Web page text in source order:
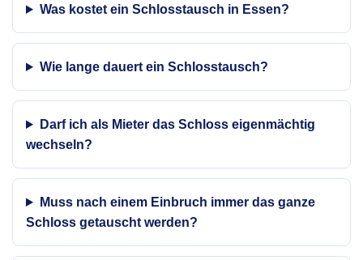
Was kostet ein Schlosstausch in Essen?
Wie lange dauert ein Schlosstausch?
Darf ich als Mieter das Schloss eigenmächtig
wechseln?
Muss nach einem Einbruch immer das ganze
Schloss getauscht werden?